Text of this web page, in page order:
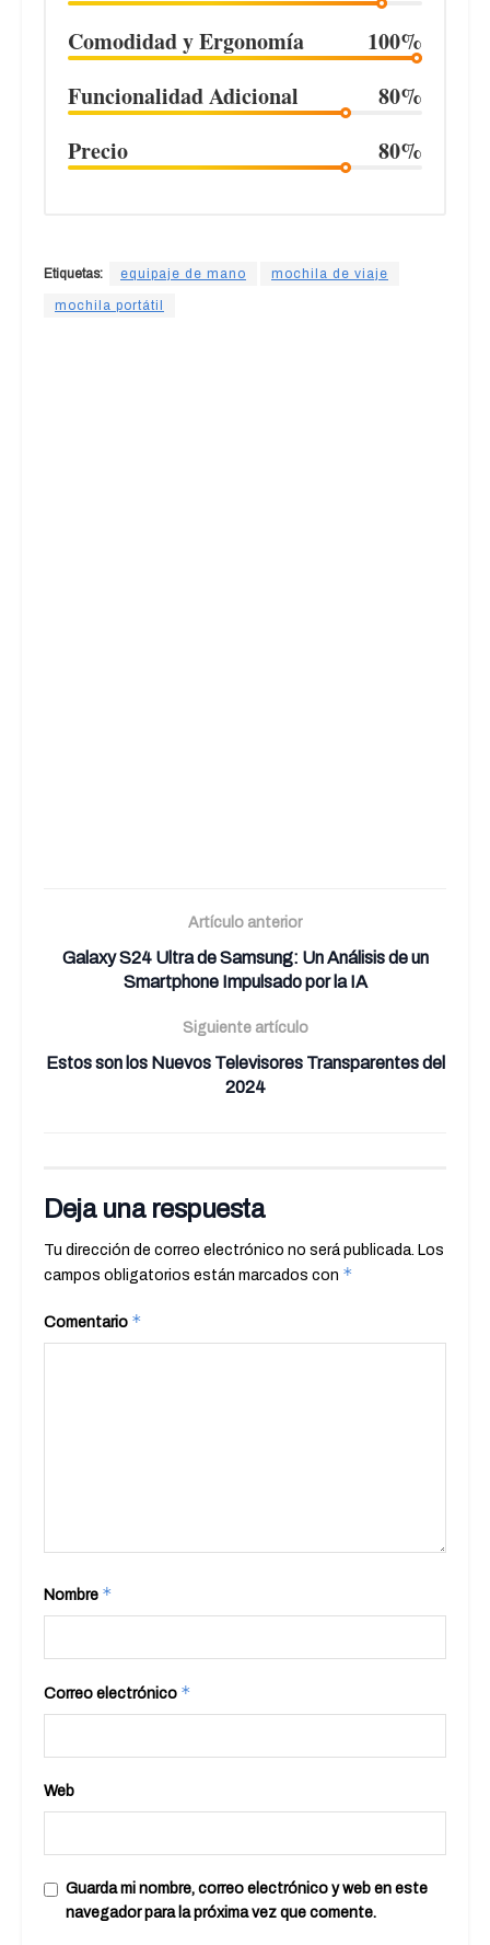
Comodidad y Ergonomía
100%
Funcionalidad Adicional
80%
Precio
80%
Etiquetas: equipaje de mano mochila de viaje
mochila portátil
Artículo anterior
Galaxy S24 Ultra de Samsung: Un Análisis de un
Smartphone Impulsado por la IA
Siguiente artículo
Estos son los Nuevos Televisores Transparentes del
2024
Deja una respuesta
Tu dirección de correo electrónico no será publicada. Los
campos obligatorios están marcados con *
Comentario *
Nombre *
Correo electrónico *
Web
Guarda mi nombre, correo electrónico y web en este
navegador para la próxima vez que comente.